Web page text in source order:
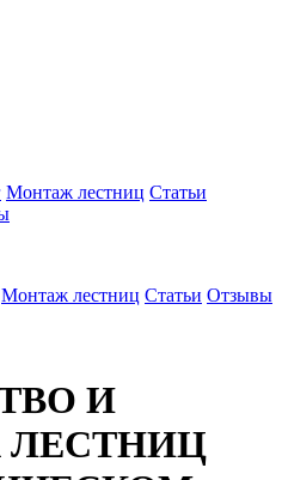
Монтаж лестниц Статьи
Монтаж лестниц Статьи Отзывы
И
ЛЕСТНИЦ